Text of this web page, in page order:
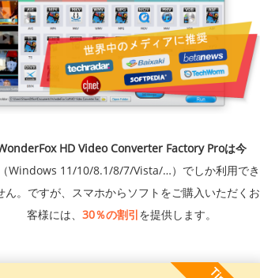
HD Video Converter Factory Proは今
Windows 11/10/8.1/8/7/Vista/…）でしか利用でき
ん。ですが、スマホからソフトをご購入いただくお
客様には、 30％の割引を提供します。